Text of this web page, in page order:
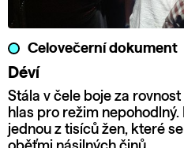
Celovečerní dokument
Déví
Stála v čele boje za
hlas pro režim
jednou z tisíců žen, které